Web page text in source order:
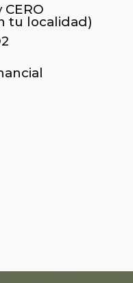
tu localidad)